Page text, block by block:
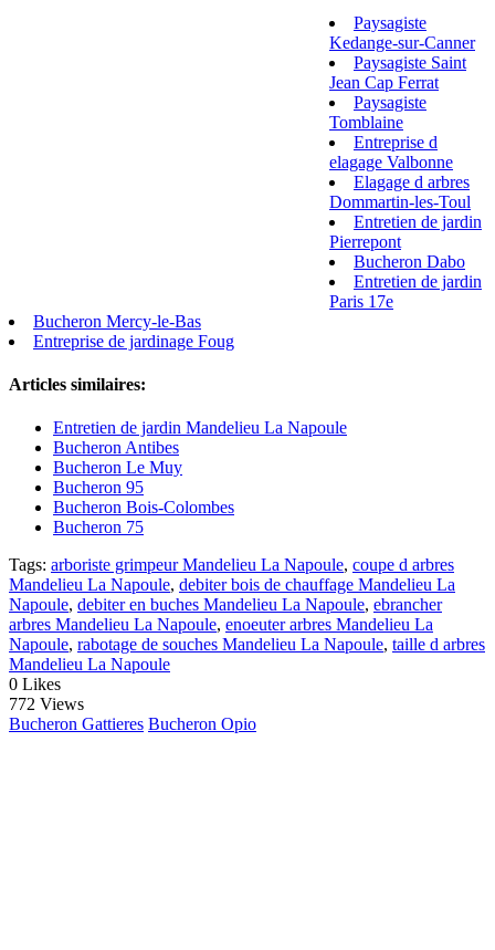
Paysagiste
Kedange-sur-Canner
Paysagiste Saint
Jean Cap Ferrat
Paysagiste
Tomblaine
Entreprise d
elagage Valbonne
Elagage d arbres
Dommartin-les-Toul
Entretien de jardin
Pierrepont
Bucheron Dabo
Entretien de jardin
Paris 17e
Bucheron Mercy-le-Bas
Entreprise de jardinage Foug
Articles similaires:
Entretien de jardin Mandelieu La Napoule
Bucheron Antibes
Bucheron Le Muy
Bucheron 95
Bucheron Bois-Colombes
Bucheron 75
Tags: arboriste grimpeur Mandelieu La Napoule, coupe d arbres
Mandelieu La Napoule, debiter bois de chauffage Mandelieu La
Napoule, debiter en buches Mandelieu La Napoule, ebrancher
arbres Mandelieu La Napoule, enoeuter arbres Mandelieu La
Napoule, rabotage de souches Mandelieu La Napoule, taille d arbres
Mandelieu La Napoule
0 Likes
772 Views
Bucheron Gattieres Bucheron Opio